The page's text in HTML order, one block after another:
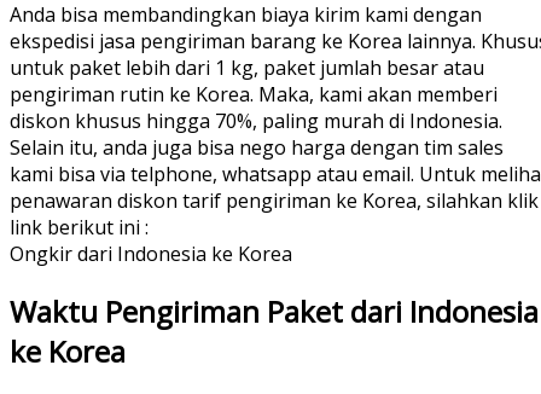
Anda bisa membandingkan biaya kirim kami dengan
ekspedisi jasa pengiriman barang ke Korea lainnya.
untuk paket lebih dari 1 kg, paket jumlah besar atau
pengiriman rutin ke Korea. Maka, kami akan memberi
diskon khusus hingga 70%, paling murah di Indonesia.
Selain itu, anda juga bisa nego harga dengan tim sales
kami bisa via telphone, whatsapp atau email. Untuk
penawaran diskon tarif pengiriman ke Korea, silahkan klik
link berikut ini :
Ongkir dari Indonesia ke Korea
Waktu Pengiriman Paket dari Indonesia
ke Korea